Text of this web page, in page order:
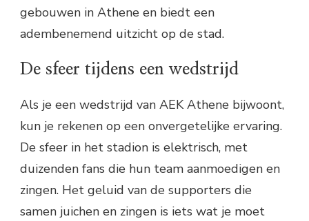
gebouwen in Athene en biedt een
adembenemend uitzicht op de stad.
De sfeer tijdens een wedstrijd
Als je een wedstrijd van AEK Athene bijwoont,
kun je rekenen op een onvergetelijke ervaring.
De sfeer in het stadion is elektrisch, met
duizenden fans die hun team aanmoedigen en
zingen. Het geluid van de supporters die
samen juichen en zingen is iets wat je moet